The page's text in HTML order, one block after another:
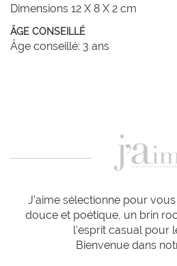
Dimensions 12 X 8 X 2 cm
ÂGE CONSEILLÉ
Âge conseillé: 3 ans
J'aime sélectionne pour
douce et poétique, un brin
l'esprit casual pour
Bienvenue dans